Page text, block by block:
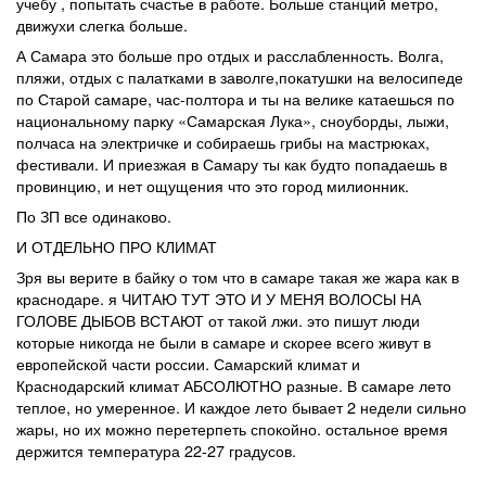
движухи слегка больше.
А Самара это больше про отдых и расслабленность. Волга,
пляжи, отдых с палатками в заволге,покатушки на велосипеде
по Старой самаре, час-полтора и ты на велике катаешься по
национальному парку «Самарская Лука», сноуборды, лыжи,
полчаса на электричке и собираешь грибы на мастрюках,
фестивали. И приезжая в Самару ты как будто попадаешь в
провинцию, и нет ощущения что это город милионник.
По ЗП все одинаково.
И ОТДЕЛЬНО ПРО КЛИМАТ
Зря вы верите в байку о том что в самаре такая же жара как в
краснодаре. я ЧИТАЮ ТУТ ЭТО И У МЕНЯ ВОЛОСЫ НА
ГОЛОВЕ ДЫБОВ ВСТАЮТ от такой лжи. это пишут люди
которые никогда не были в самаре и скорее всего живут в
европейской части россии. Самарский климат и
Краснодарский климат АБСОЛЮТНО разные. В самаре лето
теплое, но умеренное. И каждое лето бывает 2 недели сильно
жары, но их можно перетерпеть спокойно. остальное время
держится температура 22-27 градусов.